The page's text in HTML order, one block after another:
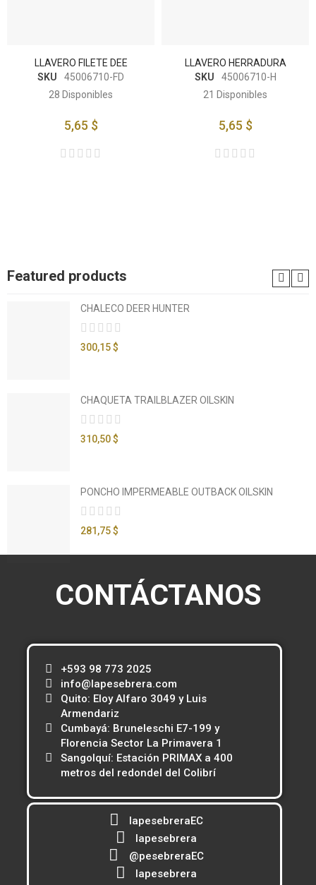
LLAVERO FILETE DEE
SKU
45006710-FD
28 Disponibles
5,65 $
LLAVERO HERRADURA
SKU
45006710-H
21 Disponibles
5,65 $
Featured products
CHALECO DEER HUNTER
300,15 $
CHAQUETA TRAILBLAZER OILSKIN
310,50 $
PONCHO IMPERMEABLE OUTBACK OILSKIN
281,75 $
CONTÁCTANOS
+593 98 773 2025
info@lapesebrera.com
Quito: Eloy Alfaro 3049 y Luis
Armendariz
Cumbayá: Bruneleschi E7-199 y
Florencia Sector La Primavera 1
Sangolquí: Estación PRIMAX a 400
metros del redondel del Colibrí
lapesebreraEC
lapesebrera
@pesebreraEC
lapesebrera